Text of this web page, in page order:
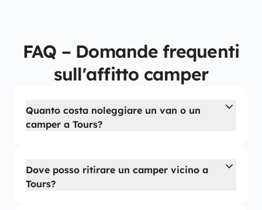
FAQ – Domande frequenti
sull'affitto camper
Quanto costa noleggiare un van o un
camper a Tours?
Dove posso ritirare un camper vicino a
Tours?